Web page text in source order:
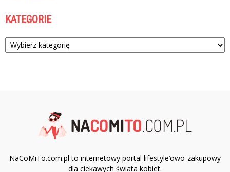
KATEGORIE
Kategorie
NaCoMiTo.com.pl to internetowy portal lifestyle’owo-zakupowy
dla ciekawych świata kobiet.